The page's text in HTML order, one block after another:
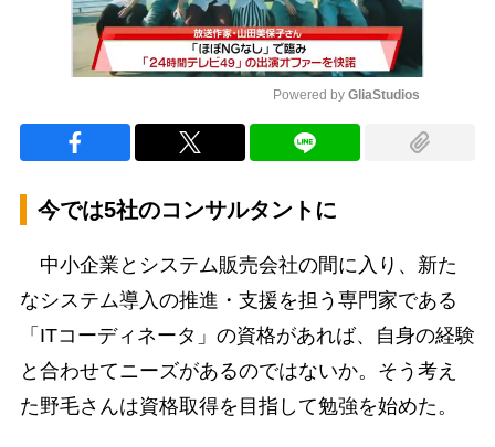
Powered by GliaStudios
今では5社のコンサルタントに
中小企業とシステム販売会社の間に入り、新た
なシステム導入の推進・支援を担う専門家である
「ITコーディネータ」の資格があれば、自身の経験
と合わせてニーズがあるのではないか。そう考え
た野毛さんは資格取得を目指して勉強を始めた。